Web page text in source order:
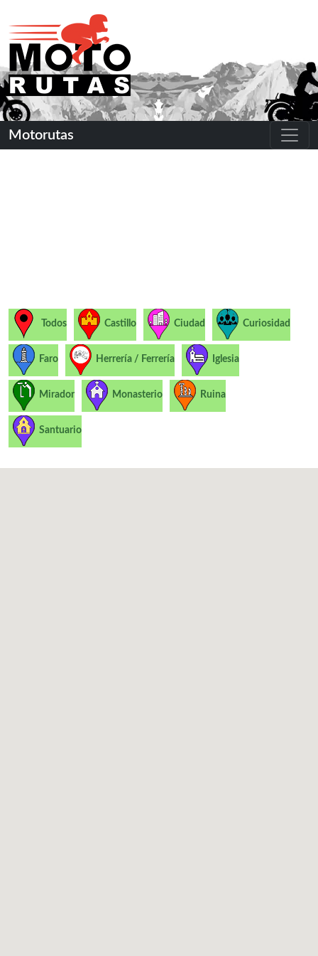
Motorutas
Todos Castillo Ciudad Curiosidad
Faro Herrería / Ferrería Iglesia
Mirador Monasterio Ruina
Santuario